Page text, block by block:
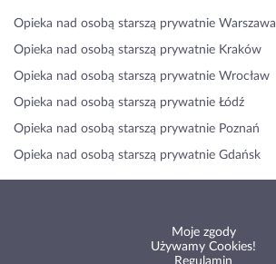
Opieka nad osobą starszą prywatnie Warszawa
Opieka nad osobą starszą prywatnie Kraków
Opieka nad osobą starszą prywatnie Wrocław
Opieka nad osobą starszą prywatnie Łódź
Opieka nad osobą starszą prywatnie Poznań
Opieka nad osobą starszą prywatnie Gdańsk
Moje zgody
Używamy Cookies!
Regulamin